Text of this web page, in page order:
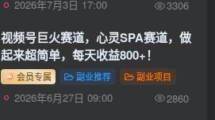
2026年7月3日 17:00 3306
视频号巨火赛道，心灵SPA赛道，做
起来超简单，每天收益800+！
会员专属 副业推荐 副业项目
2026年6月27日 09:00 2860